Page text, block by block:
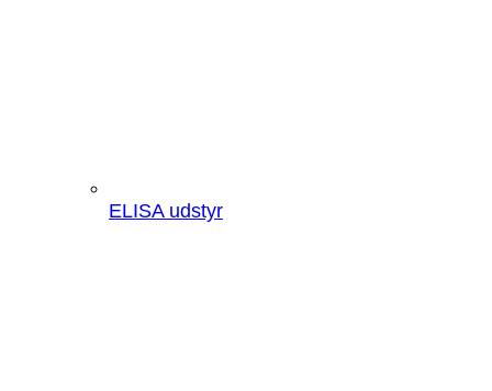
ELISA udstyr